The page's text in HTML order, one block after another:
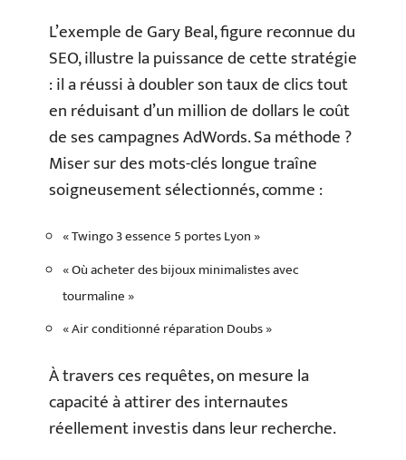
L’exemple de Gary Beal, figure reconnue du
SEO, illustre la puissance de cette stratégie
: il a réussi à doubler son taux de clics tout
en réduisant d’un million de dollars le coût
de ses campagnes AdWords. Sa méthode ?
Miser sur des mots-clés longue traîne
soigneusement sélectionnés, comme :
« Twingo 3 essence 5 portes Lyon »
« Où acheter des bijoux minimalistes avec
tourmaline »
« Air conditionné réparation Doubs »
À travers ces requêtes, on mesure la
capacité à attirer des internautes
réellement investis dans leur recherche.